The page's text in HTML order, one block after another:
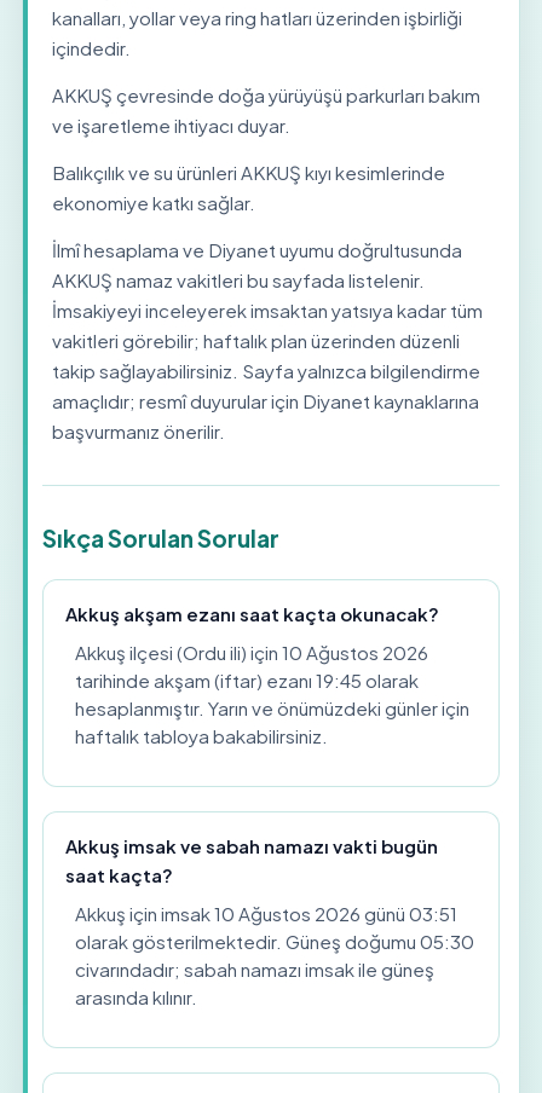
kanalları, yollar veya ring hatları üzerinden işbirliği
içindedir.
AKKUŞ çevresinde doğa yürüyüşü parkurları bakım
ve işaretleme ihtiyacı duyar.
Balıkçılık ve su ürünleri AKKUŞ kıyı kesimlerinde
ekonomiye katkı sağlar.
İlmî hesaplama ve Diyanet uyumu doğrultusunda
AKKUŞ namaz vakitleri bu sayfada listelenir.
İmsakiyeyi inceleyerek imsaktan yatsıya kadar tüm
vakitleri görebilir; haftalık plan üzerinden düzenli
takip sağlayabilirsiniz. Sayfa yalnızca bilgilendirme
amaçlıdır; resmî duyurular için Diyanet kaynaklarına
başvurmanız önerilir.
Sıkça Sorulan Sorular
Akkuş akşam ezanı saat kaçta okunacak?
Akkuş ilçesi (Ordu ili) için 10 Ağustos 2026
tarihinde akşam (iftar) ezanı 19:45 olarak
hesaplanmıştır. Yarın ve önümüzdeki günler için
haftalık tabloya bakabilirsiniz.
Akkuş imsak ve sabah namazı vakti bugün
saat kaçta?
Akkuş için imsak 10 Ağustos 2026 günü 03:51
olarak gösterilmektedir. Güneş doğumu 05:30
civarındadır; sabah namazı imsak ile güneş
arasında kılınır.